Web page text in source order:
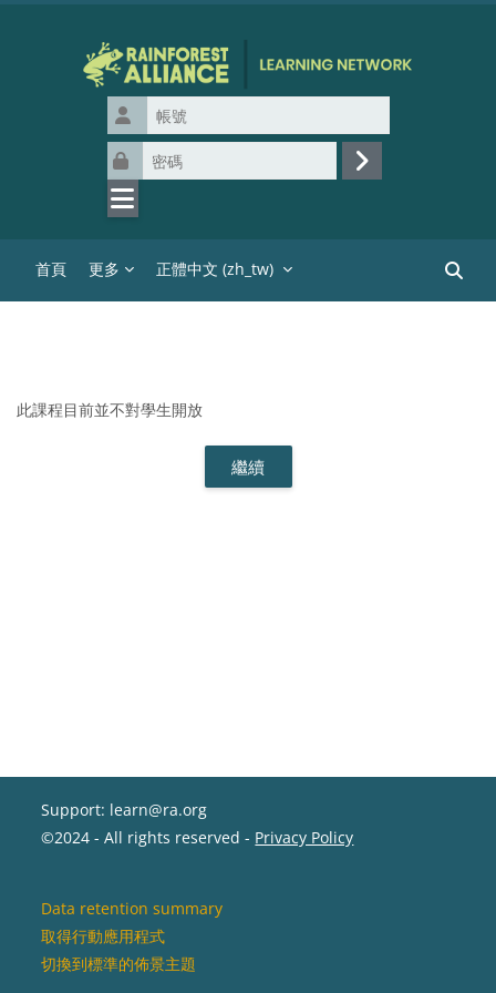
帳號
密碼
登入
首頁 更多 正體中文 ‎(zh_tw)‎
搜尋課
此課程目前並不對學生開放
繼續
Support: learn@ra.org
©2024 - All rights reserved - Privacy Policy
Data retention summary
取得行動應用程式
切換到標準的佈景主題